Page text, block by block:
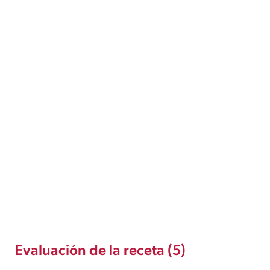
Evaluación de la receta (5)